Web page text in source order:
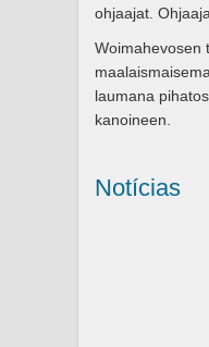
ohjaajat.
Woimahevosen
laumana
kanoineen.
Notícias